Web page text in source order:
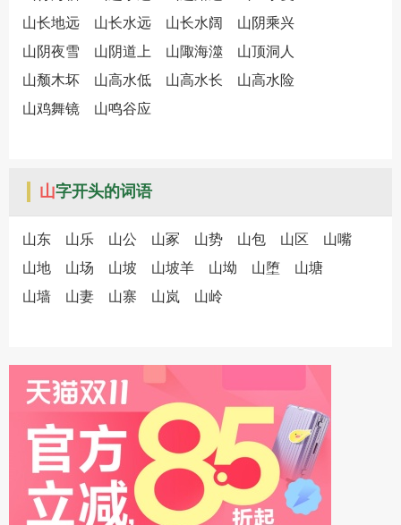
山长地远
山长水远 山长水阔
山阴乘兴
山阴夜雪
山阴道上 山陬海澨
山顶洞人
山颓木坏
山高水低 山高水长
山高水险
山鸡舞镜
山鸣谷应
山字开头的词语
山东 山乐 山公 山冢 山势 山包 山区
山嘴
山地
山场 山坡 山坡羊 山坳 山堕
山塘
山墙
山妻 山寨 山岚 山岭